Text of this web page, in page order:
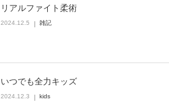
リアルファイト柔術
2024.12.5 雑記
いつでも全力キッズ
2024.12.3 kids